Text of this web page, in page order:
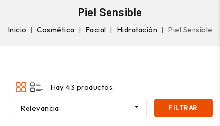
Piel Sensible
Inicio Cosmética Facial Hidratación Piel Sensible
Hay 43 productos.
Relevancia  FILTRAR